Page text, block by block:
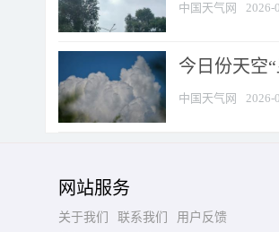
中国天气网 2026-
今日份天空
中国天气网 2026-
网站服务
关于我们 联系我们
用户反馈